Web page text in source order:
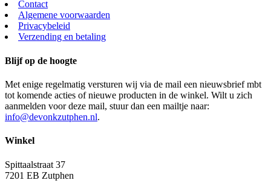
Contact
Algemene voorwaarden
Privacybeleid
Verzending en betaling
Blijf op de hoogte
Met enige regelmatig versturen wij via de mail een nieuwsbrief mbt
tot komende acties of nieuwe producten in de winkel. Wilt u zich
aanmelden voor deze mail, stuur dan een mailtje naar:
info@devonkzutphen.nl.
Winkel
Spittaalstraat 37
7201 EB Zutphen